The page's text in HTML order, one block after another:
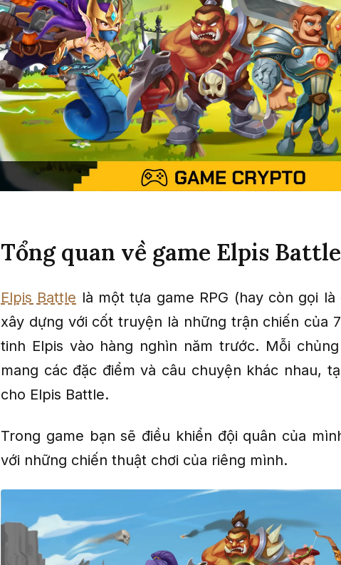
Tổng quan về game Elpis Battle
Elpis Battle là một tựa game RPG (hay còn gọi
xây dựng với cốt truyện là những trận chiến của
tinh Elpis vào hàng nghìn năm trước. Mỗi
mang các đặc điểm và câu chuyện khác nhau,
cho Elpis Battle.
Trong game bạn sẽ điều khiển đội quân của
với những chiến thuật chơi của riêng mình.